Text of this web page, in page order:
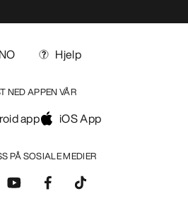
PÅ SOSIALE MEDIER
NO Hjelp
NED APPEN VÅR
app iOS App